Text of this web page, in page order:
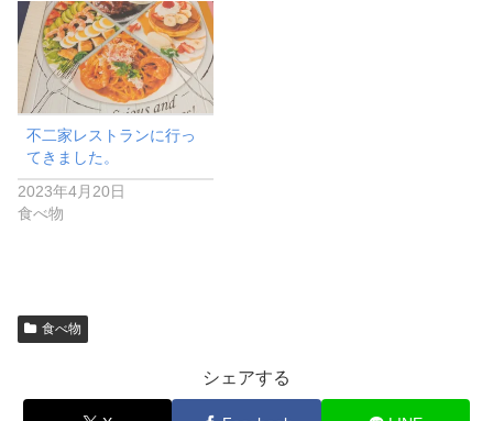
不二家レストランに行っ
てきました。
2023年4月20日
食べ物
食べ物
シェアする